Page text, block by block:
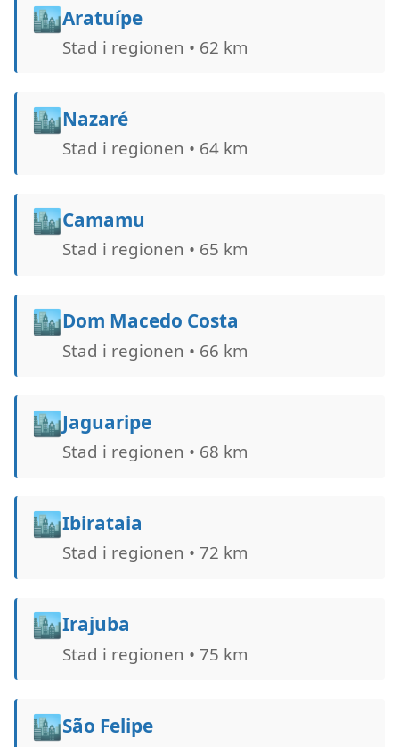
🏙️Aratuípe
Stad i regionen • 62 km
🏙️Nazaré
Stad i regionen • 64 km
🏙️Camamu
Stad i regionen • 65 km
🏙️Dom Macedo Costa
Stad i regionen • 66 km
🏙️Jaguaripe
Stad i regionen • 68 km
🏙️Ibirataia
Stad i regionen • 72 km
🏙️Irajuba
Stad i regionen • 75 km
🏙️São Felipe